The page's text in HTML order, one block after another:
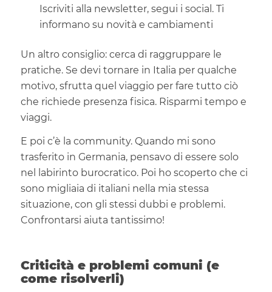
Iscriviti alla newsletter, segui i social. Ti
informano su novità e cambiamenti
Un altro consiglio: cerca di raggruppare le
pratiche. Se devi tornare in Italia per qualche
motivo, sfrutta quel viaggio per fare tutto ciò
che richiede presenza fisica. Risparmi tempo e
viaggi.
E poi c’è la community. Quando mi sono
trasferito in Germania, pensavo di essere solo
nel labirinto burocratico. Poi ho scoperto che ci
sono migliaia di italiani nella mia stessa
situazione, con gli stessi dubbi e problemi.
Confrontarsi aiuta tantissimo!
Criticità e problemi comuni (e
come risolverli)